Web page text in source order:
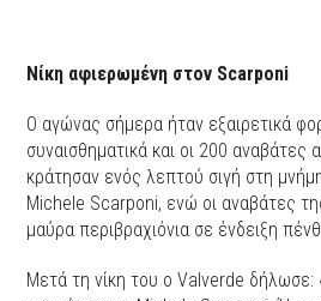
Νίκη αφιερωμένη στον Scarponi
Ο αγώνας σήμερα ήταν εξαιρετικά
συναισθηματικά και οι 200 αναβάτες
κράτησαν ενός λεπτού σιγή στη
Michele Scarponi, ενώ οι αναβάτες
μαύρα περιβραχιόνια σε ένδειξη
Μετά τη νίκη του ο Valverde δήλωσε: